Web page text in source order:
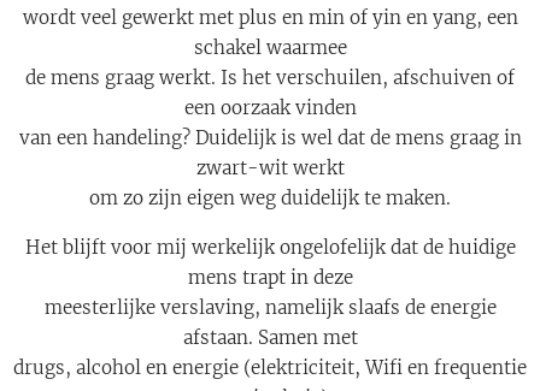
wordt veel gewerkt met plus en min of yin en yang, een
schakel waarmee
de mens graag werkt. Is het verschuilen, afschuiven of
een oorzaak vinden
van een handeling? Duidelijk is wel dat de mens graag in
zwart-wit werkt
om zo zijn eigen weg duidelijk te maken.
Het blijft voor mij werkelijk ongelofelijk dat de huidige
mens trapt in deze
meesterlijke verslaving, namelijk slaafs de energie
afstaan. Samen met
drugs, alcohol en energie (elektriciteit, Wifi en frequentie